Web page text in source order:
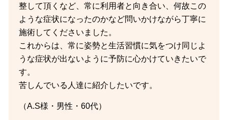
整して頂くなど、常に利用者と向き合い、何故この
ような症状になったのかなど問いかけながら丁寧に
施術してくださいました。
これからは、常に姿勢と生活習慣に気をつけ同じよ
うな症状が出ないように予防に心かけていきたいで
す。
苦しんでいる人達に紹介したいです。
（A.S様・男性・60代）